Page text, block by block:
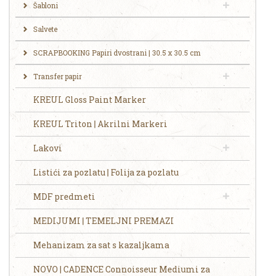
Šabloni
Salvete
SCRAPBOOKING Papiri dvostrani | 30.5 x 30.5 cm
Transfer papir
KREUL Gloss Paint Marker
KREUL Triton | Akrilni Markeri
Lakovi
Listići za pozlatu | Folija za pozlatu
MDF predmeti
MEDIJUMI | TEMELJNI PREMAZI
Mehanizam za sat s kazaljkama
NOVO | CADENCE Connoisseur Mediumi za